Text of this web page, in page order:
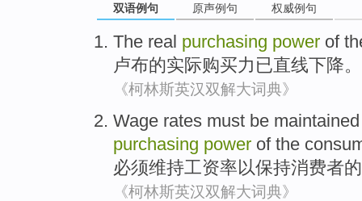
双语例句 原声例句 权威例句
The real purchasing power of
卢布的实际购买力 已直线下降。
《柯林斯英汉双解大词典》
Wage rates must be maintained
purchasing power ofthe
必须维持工资率以保持消费者的
《柯林斯英汉双解大词典》